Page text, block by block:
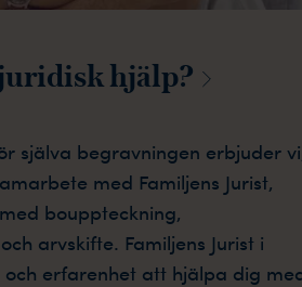
hjälp?
själva begravningen erbjuder
med Familjens Jurist,
bouppteckning,
arvskifte. Familjens Jurist i
och erfarenhet att hjälpa dig